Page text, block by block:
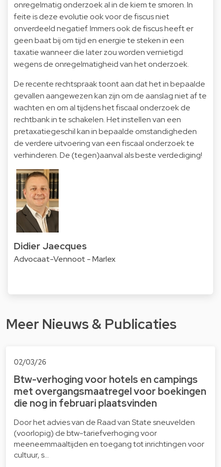
onregelmatig onderzoek al in de kiem te smoren. In
feite is deze evolutie ook voor de fiscus niet
onverdeeld negatief. Immers ook de fiscus heeft er
geen baat bij om tijd en energie te steken in een
taxatie wanneer die later zou worden vernietigd
wegens de onregelmatigheid van het onderzoek.
De recente rechtspraak toont aan dat het in bepaalde
gevallen aangewezen kan zijn om de aanslag niet af te
wachten en om al tijdens het fiscaal onderzoek de
rechtbank in te schakelen. Het instellen van een
pretaxatiegeschil kan in bepaalde omstandigheden
de verdere uitvoering van een fiscaal onderzoek te
verhinderen. De (tegen)aanval als beste verdediging!
Didier Jaecques
Advocaat-Vennoot - Marlex
Meer Nieuws & Publicaties
02/03/26
Btw-verhoging voor hotels en campings
met overgangsmaatregel voor boekingen
die nog in februari plaatsvinden
Door het advies van de Raad van State sneuvelden
(voorlopig) de btw-tariefverhoging voor
meeneemmaaltijden en toegang tot inrichtingen voor
cultuur, s…